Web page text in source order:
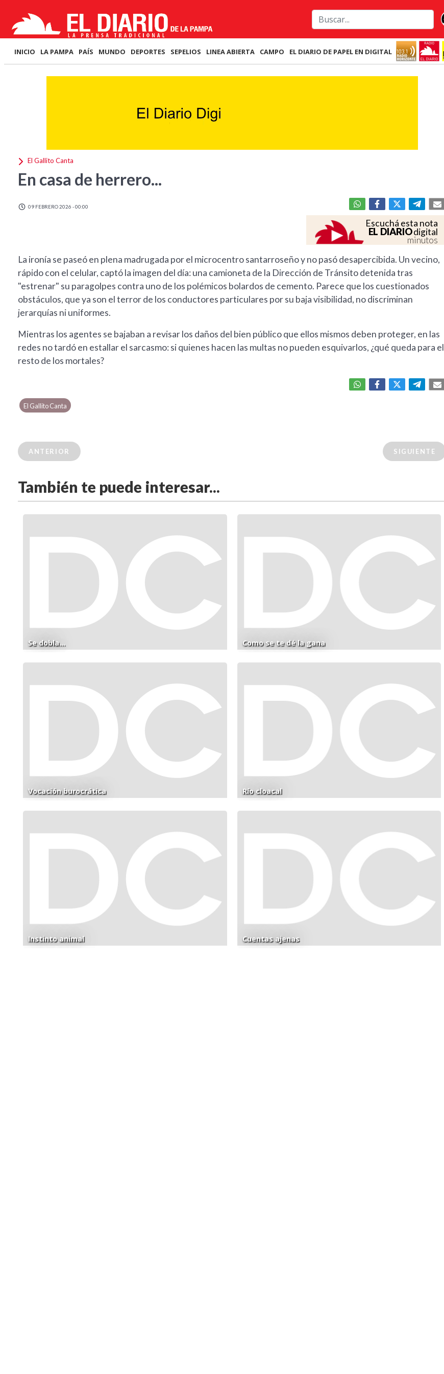
INICIO LA PAMPA PAÍS MUNDO DEPORTES SEPELIOS LINEA ABIERTA CAMPO EL DIARIO DE PAPEL EN DIGITAL
El Gallito Canta
En casa de herrero...
09 FEBRERO 2026 - 00:00
Escuchá esta nota
EL DIARIOdigital
minutos
La ironía se paseó en plena madrugada por el microcentro santarroseño y no pasó desapercibida. Un vecino,
rápido con el celular, captó la imagen del día: una camioneta de la Dirección de Tránsito detenida tras
"estrenar" su paragolpes contra uno de los polémicos bolardos de cemento. Parece que los cuestionados
obstáculos, que ya son el terror de los conductores particulares por su baja visibilidad, no discriminan
jerarquías ni uniformes.
Mientras los agentes se bajaban a revisar los daños del bien público que ellos mismos deben proteger, en las
redes no tardó en estallar el sarcasmo: si quienes hacen las multas no pueden esquivarlos, ¿qué queda para el
resto de los mortales?
El Gallito Canta
ANTERIOR SIGUIENTE
También te puede interesar...
Se dobla... Como se te dé la gana
Vocación burocrática Río cloacal
Instinto animal Cuentas ajenas